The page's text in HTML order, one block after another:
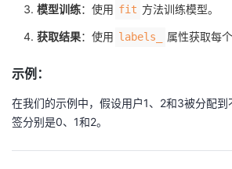
模型训练：使用 fit 方法训练模型。
获取结果：使用 labels_ 属性获取每
示例：
在我们的示例中，假设用户1、2和3被分配
签分别是0、1和2。